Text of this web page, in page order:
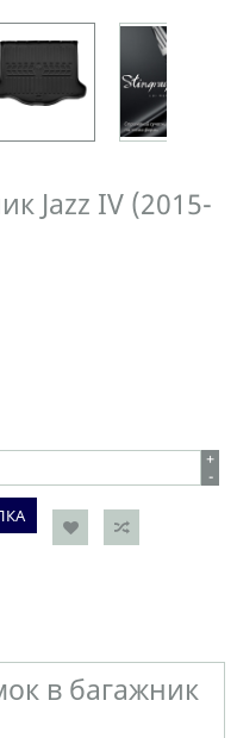
Jazz IV (2015-
+
-
в багажник